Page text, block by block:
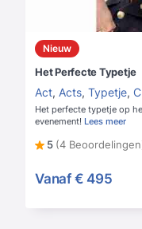
Nieuw
Het Perfecte Typetje
Act, Acts, Typetje,
Het perfecte typetje op
evenement! Lees meer
5 (4
Vanaf € 495